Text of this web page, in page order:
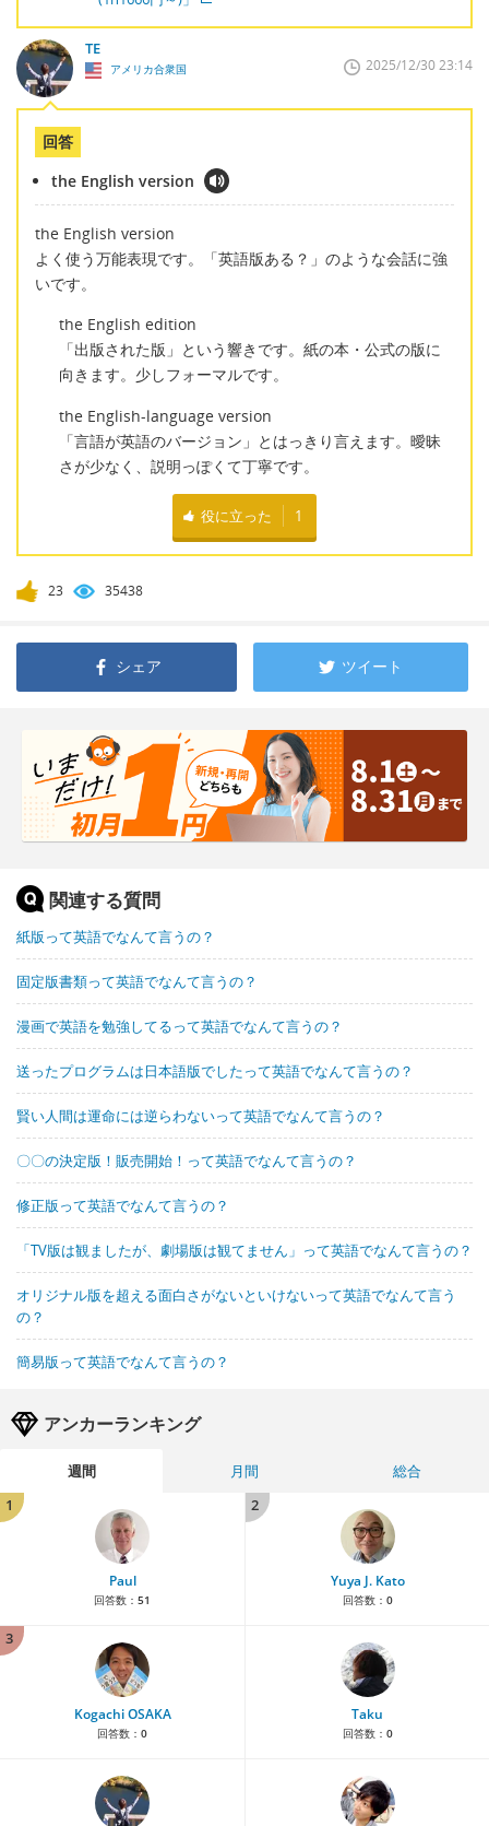
TE
アメリカ合衆国 2025/12/30 23:14
回答
the English version
the English version
よく使う万能表現です。「英語版ある？」のような会話に強
いです。
the English edition
「出版された版」という響きです。紙の本・公式の版に
向きます。少しフォーマルです。
the English-language version
「言語が英語のバージョン」とはっきり言えます。曖昧
さが少なく、説明っぽくて丁寧です。
役に立った 1
23 35438
シェア ツイート
関連する質問
紙版って英語でなんて言うの？
固定版書類って英語でなんて言うの？
漫画で英語を勉強してるって英語でなんて言うの？
送ったプログラムは日本語版でしたって英語でなんて言うの？
賢い人間は運命には逆らわないって英語でなんて言うの？
〇〇の決定版！販売開始！って英語でなんて言うの？
修正版って英語でなんて言うの？
「TV版は観ましたが、劇場版は観てません」って英語でなんて言うの？
オリジナル版を超える面白さがないといけないって英語でなんて言う
の？
簡易版って英語でなんて言うの？
アンカーランキング
週間 月間
総合
1
Paul
回答数： 51
2
Yuya J. Kato
回答数： 0
3
Kogachi OSAKA
回答数： 0
Taku
回答数： 0